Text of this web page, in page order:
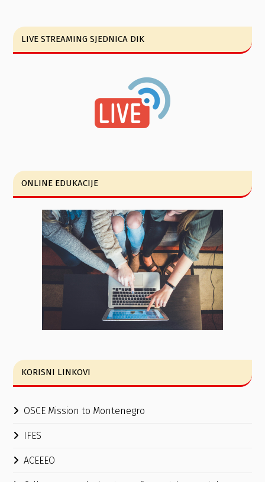
LIVE STREAMING SJEDNICA DIK
ONLINE EDUKACIJE
KORISNI LINKOVI
OSCE Mission to Montenegro
IFES
ACEEEO